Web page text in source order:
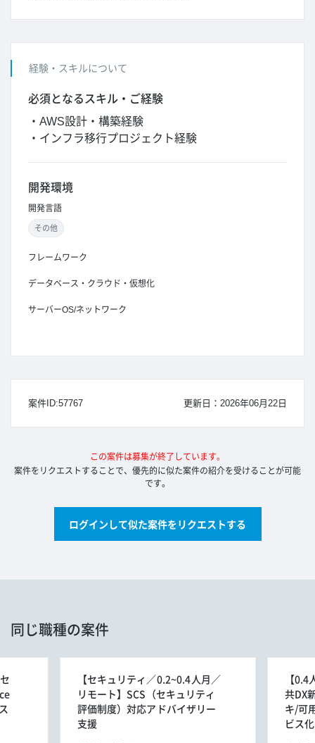
経験・スキルについて
必須となるスキル・ご経験
・AWS設計・構築経験
・インフラ移行プロジェクト経験
開発環境
開発言語
その他
フレームワーク
データベース・クラウド・仮想化
サーバーOS/ネットワーク
更新日：2026年06月22日
案件ID:57767
この案件は募集が終了しています。
案件をリクエストすることで、優先的に似た案件の紹介を受けることが可能
です。
ログインして似た案件をリクエストする
同じ職種の案件
【セキュリティ／0.2~0.4人月／
リモート】SCS（セキュリティ
評価制度）対応アドバイザリー
支援
【
共DX
キ/可
ビス化